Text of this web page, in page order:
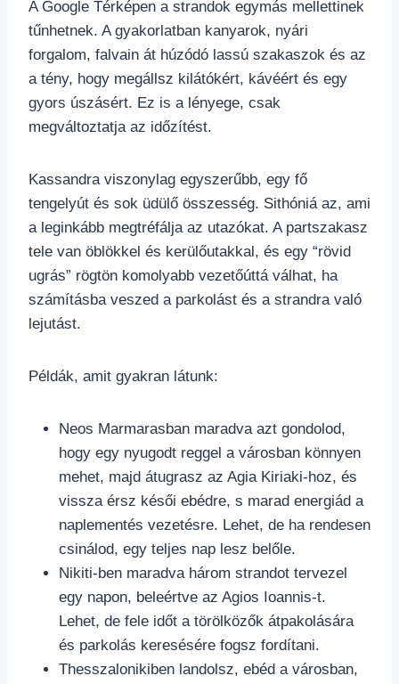
A Google Térképen a strandok egymás mellettinek
tűnhetnek. A gyakorlatban kanyarok, nyári
forgalom, falvain át húzódó lassú szakaszok és az
a tény, hogy megállsz kilátókért, kávéért és egy
gyors úszásért. Ez is a lényege, csak
megváltoztatja az időzítést.
Kassandra viszonylag egyszerűbb, egy fő
tengelyút és sok üdülő összesség. Sithóniá az, ami
a leginkább megtréfálja az utazókat. A partszakasz
tele van öblökkel és kerülőutakkal, és egy “rövid
ugrás” rögtön komolyabb vezetőúttá válhat, ha
számításba veszed a parkolást és a strandra való
lejutást.
Példák, amit gyakran látunk:
Neos Marmarasban maradva azt gondolod,
hogy egy nyugodt reggel a városban könnyen
mehet, majd átugrasz az Agia Kiriaki-hoz, és
vissza érsz késői ebédre, s marad energiád a
naplementés vezetésre. Lehet, de ha rendesen
csinálod, egy teljes nap lesz belőle.
Nikiti-ben maradva három strandot tervezel
egy napon, beleértve az Agios Ioannis-t.
Lehet, de fele időt a törölközők átpakolására
és parkolás keresésére fogsz fordítani.
Thesszalonikiben landolsz, ebéd a városban,